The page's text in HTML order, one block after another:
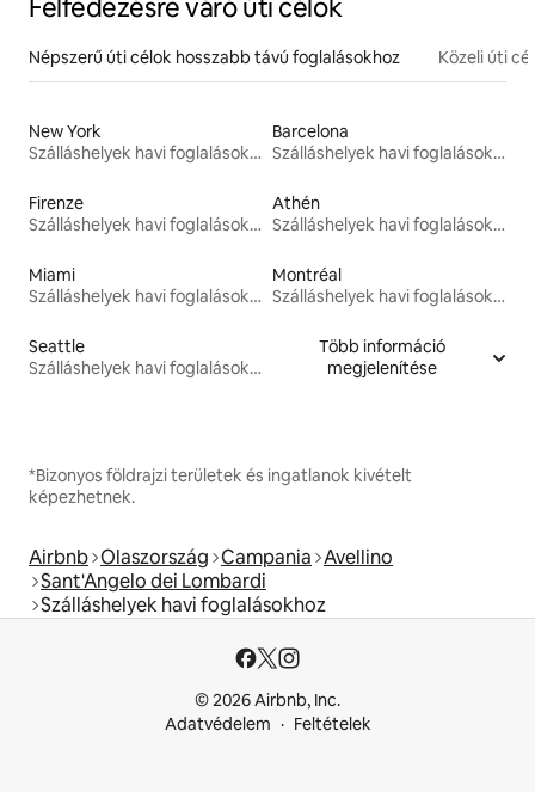
Felfedezésre váró úti célok
Népszerű úti célok hosszabb távú foglalásokhoz Közeli úti
New York
Szálláshelyek havi foglalásokhoz
Barcelona
Szálláshelyek havi foglalásokhoz
Firenze
Szálláshelyek havi foglalásokhoz
Athén
Szálláshelyek havi foglalásokhoz
Miami
Szálláshelyek havi foglalásokhoz
Montréal
Szálláshelyek havi foglalásokhoz
Seattle
Szálláshelyek havi foglalásokhoz
Több információ
megjelenítése
*Bizonyos földrajzi területek és ingatlanok kivételt
képezhetnek.
Airbnb Olaszország Campania Avellino
Sant'Angelo dei Lombardi
Szálláshelyek havi foglalásokhoz
© 2026 Airbnb, Inc.
Adatvédelem
Feltételek